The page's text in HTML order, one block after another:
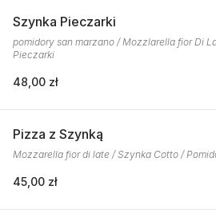
Szynka Pieczarki
pomidory san marzano / Mozzlarella fior Di
Pieczarki
48,00 zł
Pizza z Szynką
Mozzarella fior di late / Szynka Cotto /
45,00 zł